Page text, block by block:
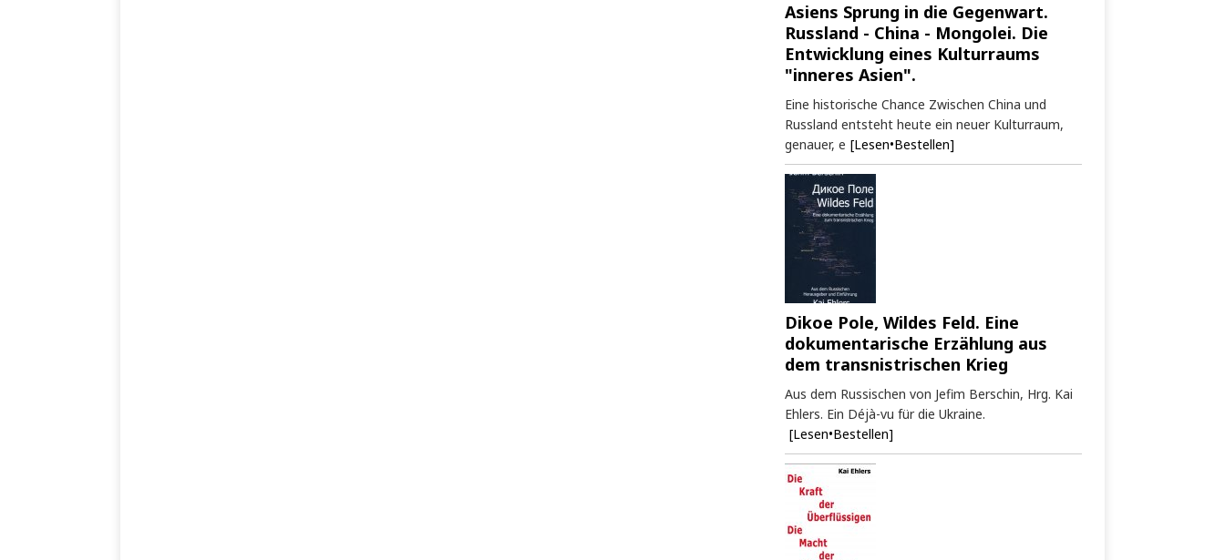
Asiens Sprung in die Gegenwart.
Russland - China - Mongolei. Die
Entwicklung eines Kulturraums
"inneres Asien".
Eine historische Chance Zwischen China und
Russland entsteht heute ein neuer Kulturraum,
genauer, e [Lesen•Bestellen]
Dikoe Pole, Wildes Feld. Eine
dokumentarische Erzählung aus
dem transnistrischen Krieg
Aus dem Russischen von Jefim Berschin, Hrg. Kai
Ehlers. Ein Déjà-vu für die Ukraine.
[Lesen•Bestellen]